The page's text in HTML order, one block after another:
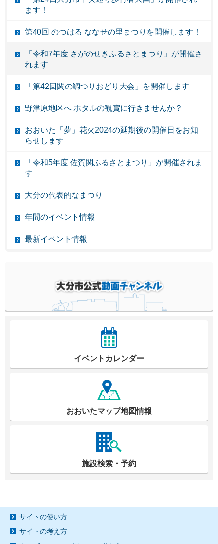
ます！
第40回 のつはる ななせの里まつりを開催します！
「令和7年度 さがのせきふるさとまつり」が開催さ
れます
「第42回関の鯛つりおどり大会」を開催します
野津原地区へ ホタルの観賞に行きませんか？
おおいた「夢」花火2024の延期後の開催日をお知
らせします
「令和5年度 佐賀関ふるさとまつり」が開催されま
す
大分の代表的なまつり
年間のイベント情報
最新イベント情報
イベントカレンダー
おおいたマップ地図情報
施設検索・予約
サイトの使い方
サイトの考え方